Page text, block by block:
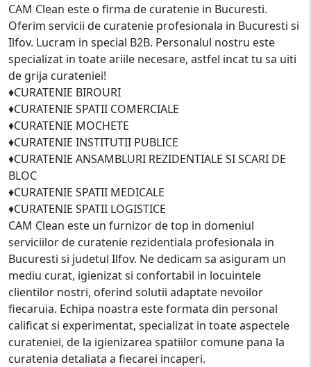
CAM Clean este o firma de curatenie in Bucuresti.
Oferim servicii de curatenie profesionala in Bucuresti si
Ilfov. Lucram in special B2B. Personalul nostru este
specializat in toate ariile necesare, astfel incat tu sa uiti
de grija curateniei!
♦️CURATENIE BIROURI
♦️CURATENIE SPATII COMERCIALE
♦️CURATENIE MOCHETE
♦️CURATENIE INSTITUTII PUBLICE
♦️CURATENIE ANSAMBLURI REZIDENTIALE SI SCARI DE
BLOC
♦️CURATENIE SPATII MEDICALE
♦️CURATENIE SPATII LOGISTICE
CAM Clean este un furnizor de top in domeniul
serviciilor de curatenie rezidentiala profesionala in
Bucuresti si judetul Ilfov. Ne dedicam sa asiguram un
mediu curat, igienizat si confortabil in locuintele
clientilor nostri, oferind solutii adaptate nevoilor
fiecaruia. Echipa noastra este formata din personal
calificat si experimentat, specializat in toate aspectele
curateniei, de la igienizarea spatiilor comune pana la
curatenia detaliata a fiecarei incaperi.